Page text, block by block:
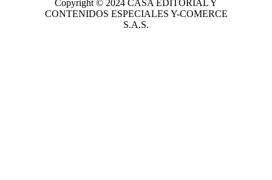
Copyright © 2024 CASA EDITORIAL Y
CONTENIDOS ESPECIALES Y-COMERCE
S.A.S.